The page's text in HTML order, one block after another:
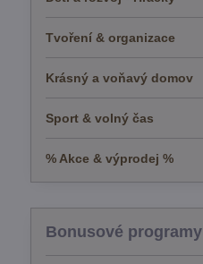
Tvoření & organizace
Krásný a voňavý domov
Sport & volný čas
% Akce & výprodej %
Bonusové programy